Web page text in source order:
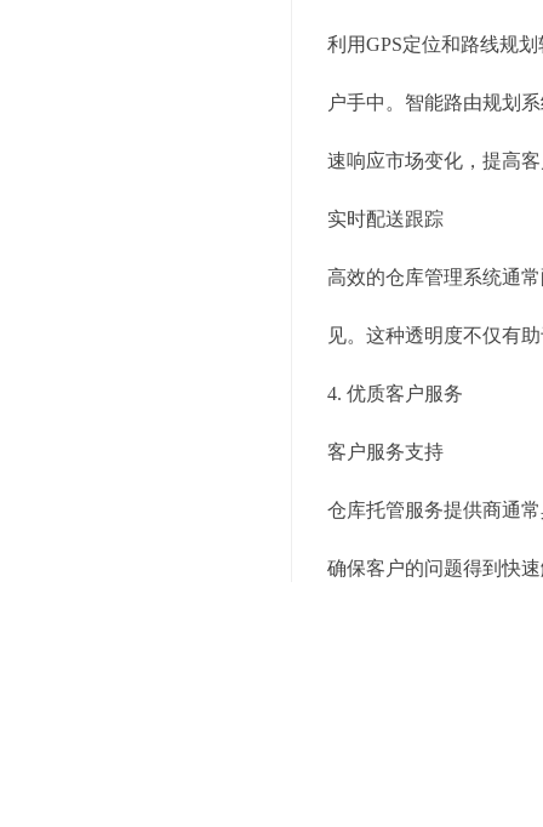
利用GPS定位和路线规
户手中。智能路由规划
速响应市场变化，提高
实时配送跟踪
高效的仓库管理系统通
见。这种透明度不仅有
4. 优质客户服务
客户服务支持
仓库托管服务提供商通
确保客户的问题得到快